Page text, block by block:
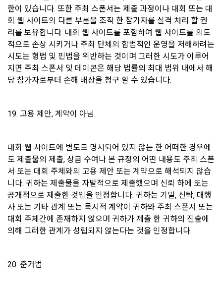
4. “회사”는 "기업회원”이 “사이트”에서 정당한 절차를 거쳐 열람
한 “개인회원” 또는 “인재회원”의 개인정보를 “기업회원”의 인사
자료로 활용하는 목적으로 제공할 수 있다.
5. “회원”이 “회사”가 제공하는 서비스 내에 작성∙등록한 게시물
이나 자료 등의 지식재산권은 “회원”에게 귀속하나, “회사”는 그
중 공개된 것에 한하여 이를 “사이트”에 배포할 수 있다.
6. “회사”는 “회원”과 “기업회원”의 지식재산권을 보호하기 위해
비스를 제공할 수 있도록 최선의 노력을 다해야 한다.
2. “회사”는 “회원”의 개인 신상정보를 본인의 승낙 없이 타인에
게 누설, 배포하지 않는다. 다만, 관계법령에 의한 국가 기관 등
의 합법적인 요구가 있는 경우에는 예외로 한다.
3. "회사"는 서비스와 관련한 "회원"의 불만사항이 접수되는 경
우 이를 즉시 처리하여야 하며, 즉시 처리가 곤란한 경우에는 그
사유와 처리일정을 서비스 화면 또는 기타 방법을 통해 동 "회
원"에게 통지하여야 한다.
"회사"가 책임을 지지 않는다. 다만 자료의 복구나 정상적인 서
8. 개인정보 자동 수집 장치의 설치, 운영 및 거부에 관한 사항
1) 쿠키란
웹사이트를 운영하는데 이용되는 서버가 이용자의 브라우저에
보내는 작은 텍스트 파일로 이용자의 하드디스크에 저장됩니다.
2) 쿠키의 사용 목적
목 및 수집방법'과 같으며 '1. 개인정보의 수집 및 이용목적'외의
3) 쿠키 설치, 운영 및 거부
이용자는 쿠키 설치에 대한 선택권을 가지고 있습니다. 웹 브라
우저에서 옵션을 설정함으로써 모든 쿠키를 허용하거나, 쿠키가
저장될 때마다 확인을 거치거나, 아니면 모든 쿠키의 저장을 거
부할 수도 있습니다. 쿠키 설치 허용 여부를 지정하는 방법
(Internet Explorer의 경우)은 다음과 같습니다. 예)웹 브라우저
상단의 도구 > 인터넷 옵션 > 개인정보
단, 쿠키의 저장을 거부할 경우에는 로그인이 필요한 일부 서비
한이 있습니다. 또한 주최 스폰서는 제출 과정이나 대회 또는 대
회 웹 사이트의 다른 부분을 조작 한 참가자를 실격 처리 할 권
리를 보유합니다. 대회 웹 사이트를 포함하여 웹 사이트를 의도
적으로 손상 시키거나 주최 단체의 합법적인 운영을 저해하려는
시도는 형법 및 민법을 위반하는 것이며 그러한 시도가 이루어
지면 주최 스폰서 및 데이콘은 해당 법률의 최대 범위 내에서 해
당 참가자로부터 손해 배상을 청구 할 수 있습니다.
19. 고용 제안, 계약이 아님.
대회 웹 사이트에 별도로 명시되어 있지 않는 한 어떠한 경우에
도 제출물의 제출, 상금 수여나 본 규정의 어떤 내용도 주최 스폰
서 또는 대회 주체와의 고용 제안 또는 계약으로 해석되지 않습
니다. 귀하는 제출물을 자발적으로 제출했으며 신뢰 하에 또는
공개적으로 제출한 것임을 인정합니다. 귀하는 기밀, 신탁, 대행
사 또는 기타 관계 또는 묵시적 계약이 귀하와 주최 스폰서 또는
대회 주체간에 존재하지 않으며 귀하가 제출 한 귀하의 진술에
의해 그러한 관계가 성립되지 않는다는 것을 인정합니다.
20. 준거법.